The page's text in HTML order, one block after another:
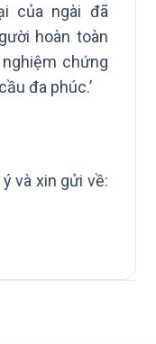
của ngài đã
hoàn toàn
chứng
đa phúc.’
và xin gửi về: